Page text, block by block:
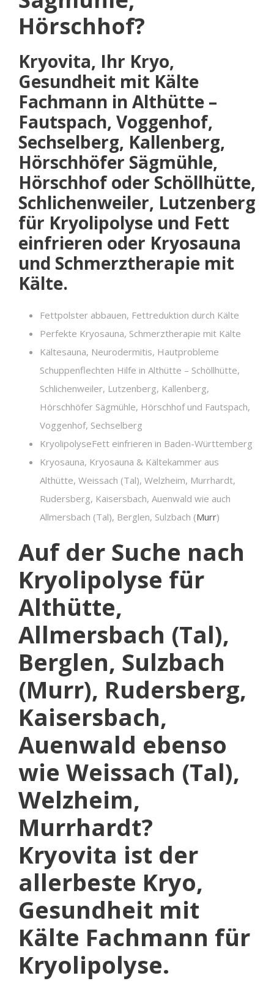
Hörschhof?
Kryovita, Ihr Kryo,
Gesundheit mit Kälte
Fachmann in Althütte –
Fautspach, Voggenhof,
Sechselberg, Kallenberg,
Hörschhöfer Sägmühle,
Hörschhof oder Schöllhütte,
Schlichenweiler, Lutzenberg
für Kryolipolyse und Fett
einfrieren oder Kryosauna
und Schmerztherapie mit
Kälte.
Fettpolster abbauen, Fettreduktion durch Kälte
Perfekte Kryosauna, Schmerztherapie mit Kälte
Kältesauna, Neurodermitis, Hautprobleme
Schuppenflechten Hilfe in Althütte – Schöllhütte,
Schlichenweiler, Lutzenberg, Kallenberg,
Hörschhöfer Sägmühle, Hörschhof und Fautspach,
Voggenhof, Sechselberg
KryolipolyseFett einfrieren in Baden-Württemberg
Kryosauna, Kryosauna & Kältekammer aus
Althütte, Weissach (Tal), Welzheim, Murrhardt,
Rudersberg, Kaisersbach, Auenwald wie auch
Allmersbach (Tal), Berglen, Sulzbach (Murr)
Auf der Suche nach
Kryolipolyse für
Althütte,
Allmersbach (Tal),
Berglen, Sulzbach
(Murr), Rudersberg,
Kaisersbach,
Auenwald ebenso
wie Weissach (Tal),
Welzheim,
Murrhardt?
Kryovita ist der
allerbeste Kryo,
Gesundheit mit
Kälte Fachmann für
Kryolipolyse.